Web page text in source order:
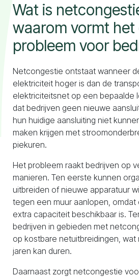
Wat is
waarom vormt het
probleem voor
Netcongestie ontstaat wanneer
elektriciteit hoger is dan de
elektriciteitsnet op een bepaalde
dat bedrijven geen nieuwe
hun huidige aansluiting niet
maken krijgen met
piekuren.
Het probleem raakt bedrijven op
manieren. Ten eerste kunnen
uitbreiden of nieuwe apparatuur
tegen een muur aanlopen, omdat
extra capaciteit beschikbaar is.
bedrijven in gebieden met
op kostbare netuitbreidingen, wat
jaren kan duren.
Daarnaast zorgt netcongestie